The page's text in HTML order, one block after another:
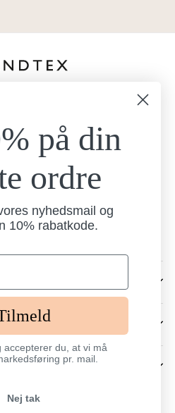
- torsdag
15.00
13.00
1
Brande
13238006
AND SAVE
på din
ordre
nyhedsmail og
10% rabatkode.
accepterer du, at vi må
pr. mail.
Nej tak